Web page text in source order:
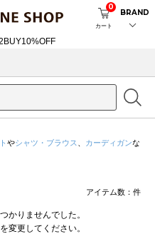
カート
0
BRAND
やシャツ・ブラウス カーディガンな
アイテム数： 件
かりませんでした。
変更してください。